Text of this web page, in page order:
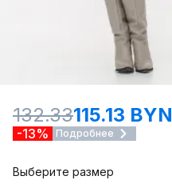
132.33115.13 BYN
-13% Подробнее
Выберите размер